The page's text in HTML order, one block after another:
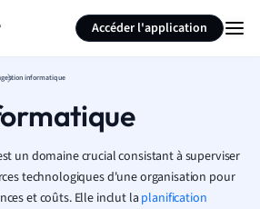
Accéder l'application
gestion informatique
un domaine crucial consistant à superviser
technologiques d'une organisation pour
et coûts. Elle inclut la planification
Résumer la page